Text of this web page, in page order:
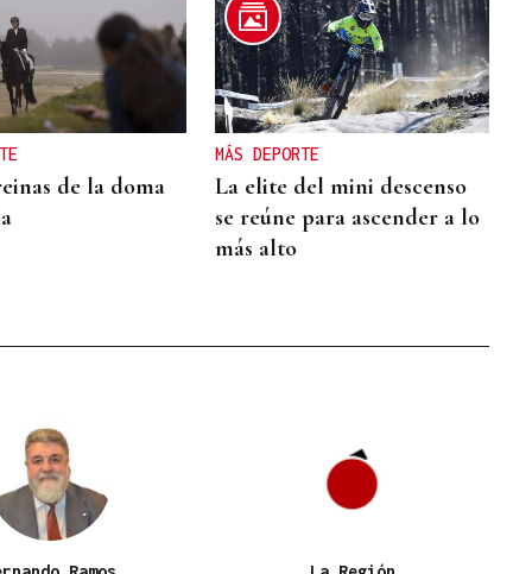
de la doma
MÁS DEPORTE
La elite del mini descenso
se reúne para ascender a lo
más alto